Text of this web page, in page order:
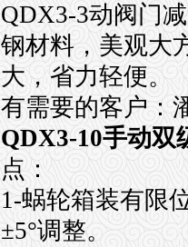
QDX3-3动阀门
钢材料，美观大
大，省力轻便。
有需要的客户：
QDX3-10手动双
点：
1-蜗轮箱装有限
±5°调整。